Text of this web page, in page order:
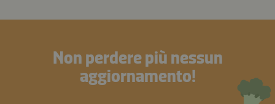
Non perdere più nessun
aggiornamento!